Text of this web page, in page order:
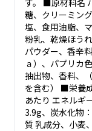
す。 ■原材料名
糖、クリーミン
塩、食用油脂、
粉乳、乾燥ほう
パウダー、香辛
ａ）、パプリカ
抽出物、香料、
を含む） ■栄養
あたり エネルギ
3.9g、炭水化物
質 乳成分、小麦